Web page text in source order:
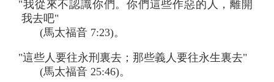
"我從來不認識你們。你們這些作惡的人，離開
我去吧"
(馬太福音 7:23)。
"這些人要往永刑裏去；那些義人要往永生裏去"
(馬太福音 25:46)。